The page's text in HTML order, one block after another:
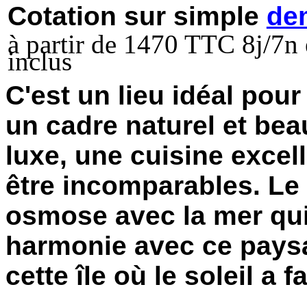
Cotation sur simple
à partir de 1470 TTC 8j/7n
inclus
C'est un lieu idéal
un cadre naturel et
luxe, une cuisine
être incomparables.
osmose avec la mer
harmonie avec ce
cette île où le soleil a